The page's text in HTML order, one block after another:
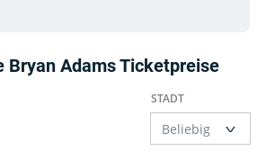
Bryan Adams Ticketpreise